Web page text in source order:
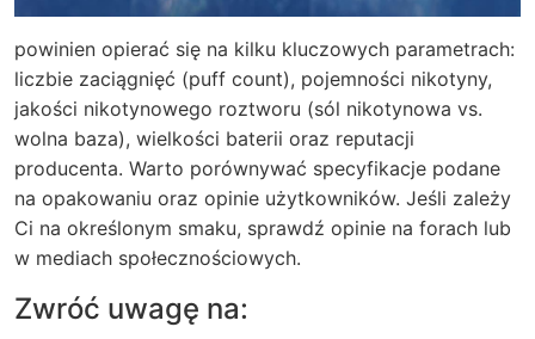
powinien opierać się na kilku kluczowych parametrach:
liczbie zaciągnięć (puff count), pojemności nikotyny,
jakości nikotynowego roztworu (sól nikotynowa vs.
wolna baza), wielkości baterii oraz reputacji
producenta. Warto porównywać specyfikacje podane
na opakowaniu oraz opinie użytkowników. Jeśli zależy
Ci na określonym smaku, sprawdź opinie na forach lub
w mediach społecznościowych.
Zwróć uwagę na: